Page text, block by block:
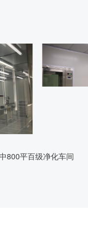
800平百级净化车间